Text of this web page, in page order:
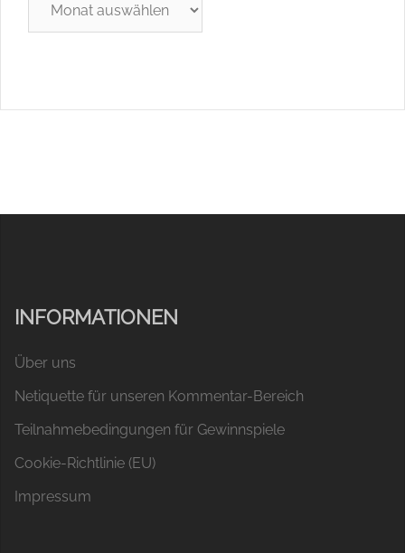
INFORMATIONEN
Über uns
Netiquette für unseren Kommentar-Bereich
Teilnahmebedingungen für Gewinnspiele
Cookie-Richtlinie (EU)
Impressum